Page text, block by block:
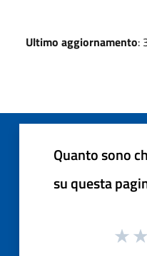
Ultimo aggiornamento:
Quanto sono
su questa